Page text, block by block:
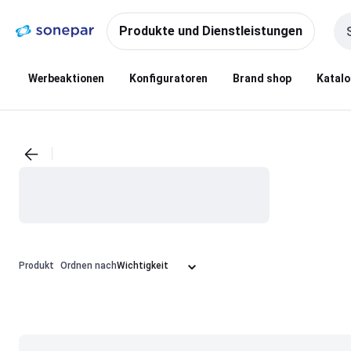
NavigationInhalt
springen
Produkte und Dienstleistungen
Werbeaktionen Konfiguratoren Brand shop
Produkt Ordnen nach